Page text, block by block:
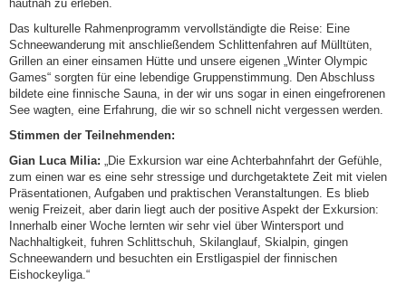
hautnah zu erleben.
Das kulturelle Rahmenprogramm vervollständigte die Reise: Eine
Schneewanderung mit anschließendem Schlittenfahren auf Mülltüten,
Grillen an einer einsamen Hütte und unsere eigenen „Winter Olympic
Games“ sorgten für eine lebendige Gruppenstimmung. Den Abschluss
bildete eine finnische Sauna, in der wir uns sogar in einen eingefrorenen
See wagten, eine Erfahrung, die wir so schnell nicht vergessen werden.
Stimmen der Teilnehmenden:
Gian Luca Milia: „Die Exkursion war eine Achterbahnfahrt der Gefühle,
zum einen war es eine sehr stressige und durchgetaktete Zeit mit vielen
Präsentationen, Aufgaben und praktischen Veranstaltungen. Es blieb
wenig Freizeit, aber darin liegt auch der positive Aspekt der Exkursion:
Innerhalb einer Woche lernten wir sehr viel über Wintersport und
Nachhaltigkeit, fuhren Schlittschuh, Skilanglauf, Skialpin, gingen
Schneewandern und besuchten ein Erstligaspiel der finnischen
Eishockeyliga.“